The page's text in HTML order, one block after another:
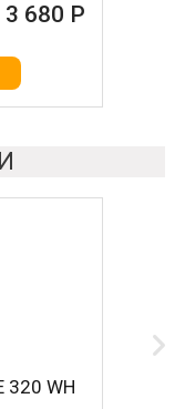
3 680 Р
320 WH